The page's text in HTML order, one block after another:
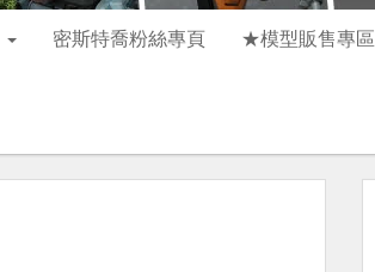
密斯特喬粉絲專頁 ★模型販售專區